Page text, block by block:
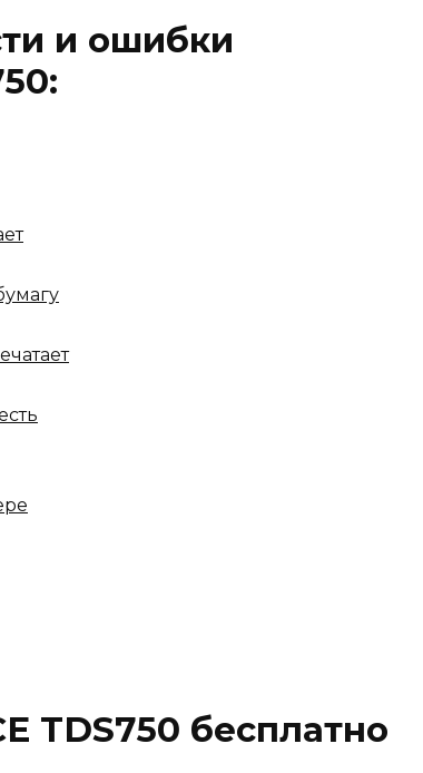
и ошибки
TDS750 бесплатно